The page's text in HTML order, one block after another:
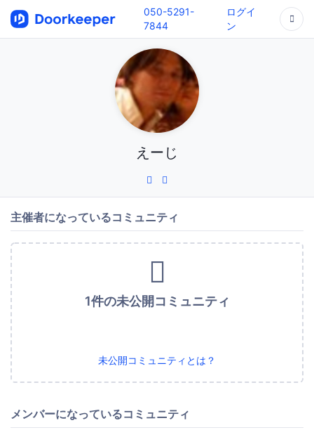
050-5291-
7844
ログイ
ン
えーじ
主催者になっているコミュニティ
1件の未公開コミュニティ
未公開コミュニティとは？
メンバーになっているコミュニティ